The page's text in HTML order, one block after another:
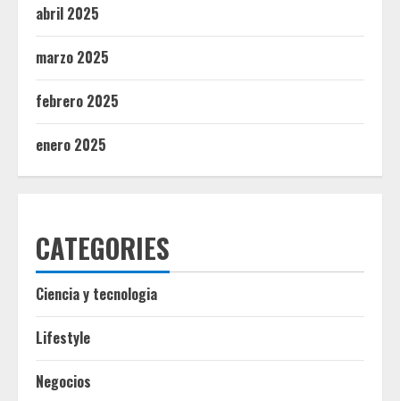
abril 2025
marzo 2025
febrero 2025
enero 2025
CATEGORIES
Ciencia y tecnologia
Lifestyle
Negocios